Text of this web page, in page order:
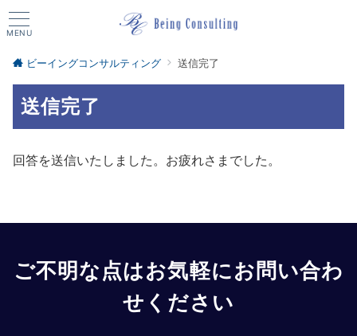
MENU
ビーイングコンサルティング 送信完了
送信完了
回答を送信いたしました。お疲れさまでした。
ご不明な点はお気軽にお問い合わ
せください